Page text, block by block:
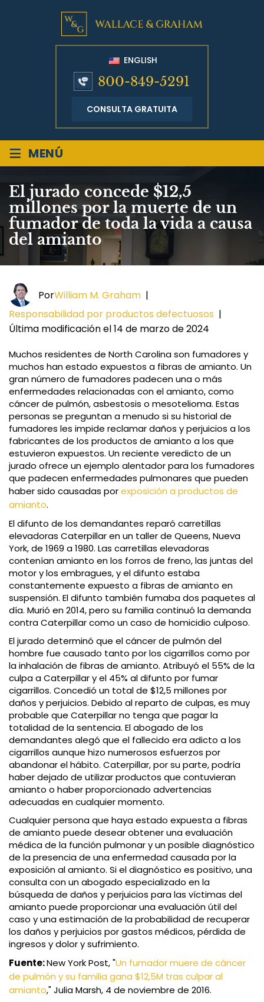
ENGLISH
800-849-5291
CONSULTA GRATUITA
≡ MENÚ
El jurado concede $12,5
millones por la muerte de un
fumador de toda la vida a causa
del amianto
PorWilliam M. Graham |
Responsabilidad por productos defectuosos |
Última modificación el 14 de marzo de 2024
Muchos residentes de North Carolina son fumadores y
muchos han estado expuestos a fibras de amianto. Un
gran número de fumadores padecen una o más
enfermedades relacionadas con el amianto, como
cáncer de pulmón, asbestosis o mesotelioma. Estas
personas se preguntan a menudo si su historial de
fumadores les impide reclamar daños y perjuicios a los
fabricantes de los productos de amianto a los que
estuvieron expuestos. Un reciente veredicto de un
jurado ofrece un ejemplo alentador para los fumadores
que padecen enfermedades pulmonares que pueden
haber sido causadas porexposición a productos de
amianto.
El difunto de los demandantes reparó carretillas
elevadoras Caterpillar en un taller de Queens, Nueva
York, de 1969 a 1980. Las carretillas elevadoras
contenían amianto en los forros de freno, las juntas del
motor y los embragues, y el difunto estaba
constantemente expuesto a fibras de amianto en
suspensión. El difunto también fumaba dos paquetes al
día. Murió en 2014, pero su familia continuó la demanda
contra Caterpillar como un caso de homicidio culposo.
El jurado determinó que el cáncer de pulmón del
hombre fue causado tanto por los cigarrillos como por
la inhalación de fibras de amianto. Atribuyó el 55% de la
culpa a Caterpillar y el 45% al difunto por fumar
cigarrillos. Concedió un total de $12,5 millones por
daños y perjuicios. Debido al reparto de culpas, es muy
probable que Caterpillar no tenga que pagar la
totalidad de la sentencia. El abogado de los
demandantes alegó que el fallecido era adicto a los
cigarrillos aunque hizo numerosos esfuerzos por
abandonar el hábito. Caterpillar, por su parte, podría
haber dejado de utilizar productos que contuvieran
amianto o haber proporcionado advertencias
adecuadas en cualquier momento.
Cualquier persona que haya estado expuesta a fibras
de amianto puede desear obtener una evaluación
médica de la función pulmonar y un posible diagnóstico
de la presencia de una enfermedad causada por la
exposición al amianto. Si el diagnóstico es positivo, una
consulta con un abogado especializado en la
búsqueda de daños y perjuicios para las víctimas del
amianto puede proporcionar una evaluación útil del
caso y una estimación de la probabilidad de recuperar
los daños y perjuicios por gastos médicos, pérdida de
ingresos y dolor y sufrimiento.
Fuente:New York Post, "Un fumador muere de cáncer
de pulmón y su familia gana $12,5M tras culpar al
amianto," Julia Marsh, 4 de noviembre de 2016.